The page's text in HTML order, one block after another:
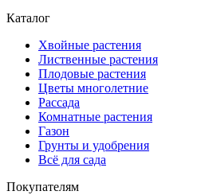
Каталог
Хвойные растения
Лиственные растения
Плодовые растения
Цветы многолетние
Рассада
Комнатные растения
Газон
Грунты и удобрения
Всё для сада
Покупателям